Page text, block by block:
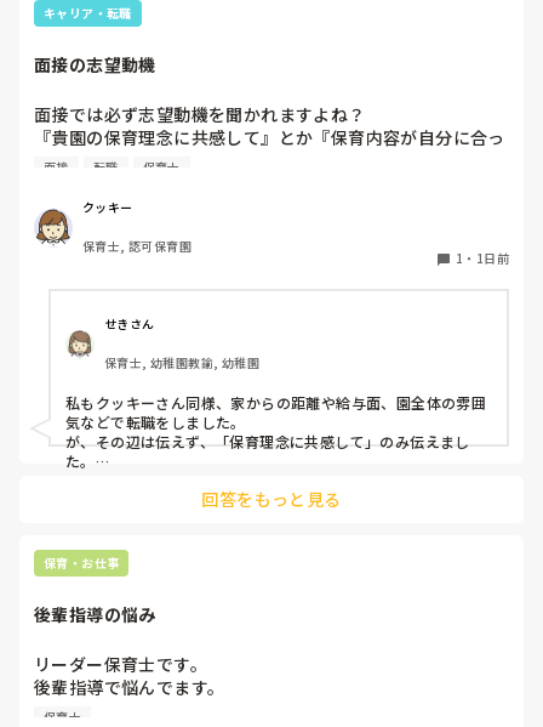
キャリア・転職
面接の志望動機
面接では必ず志望動機を聞かれますよね？
『貴園の保育理念に共感して』とか『保育内容が自分に合っ
てると思いました』等々が多いかと思いますが、実際はどう
私自身、園の雰囲気とか園の規模、保育内容は勘案しますが
正直なところ、家から通いやすいか、給与はどうか…という
ところに重きを置いています
皆さんは、志望動機をどのように答えていますか？また、本
音はどうですか？
面接 転職 保育士
クッキー
保育士, 認可保育園
1 ・ 1日前
せきさん
保育士, 幼稚園教諭, 幼稚園
私もクッキーさん同様、家からの距離や給与面、園全体の雰囲
気などで転職をしました。
が、その辺は伝えず、「保育理念に共感して」のみ伝えまし
た。
回答をもっと見る
保育・お仕事
後輩指導の悩み
リーダー保育士です。
後輩指導で悩んでます。
初めて年長を持つ後輩がいますが
保育士